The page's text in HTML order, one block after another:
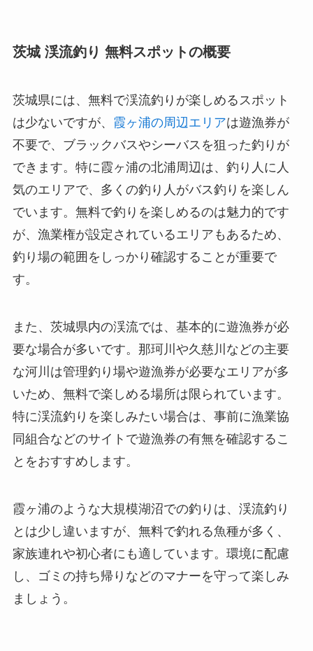
茨城 渓流釣り 無料スポットの概要
茨城県には、無料で渓流釣りが楽しめるスポット
は少ないですが、 霞ヶ浦の周辺エリアは遊漁券が
不要で、ブラックバスやシーバスを狙った釣りが
できます。特に霞ヶ浦の北浦周辺は、釣り人に人
気のエリアで、多くの釣り人がバス釣りを楽しん
でいます。無料で釣りを楽しめるのは魅力的です
が、漁業権が設定されているエリアもあるため、
釣り場の範囲をしっかり確認することが重要で
す。
また、茨城県内の渓流では、基本的に遊漁券が必
要な場合が多いです。那珂川や久慈川などの主要
な河川は管理釣り場や遊漁券が必要なエリアが多
いため、無料で楽しめる場所は限られています。
特に渓流釣りを楽しみたい場合は、事前に漁業協
同組合などのサイトで遊漁券の有無を確認するこ
とをおすすめします。
霞ヶ浦のような大規模湖沼での釣りは、渓流釣り
とは少し違いますが、無料で釣れる魚種が多く、
家族連れや初心者にも適しています。環境に配慮
し、ゴミの持ち帰りなどのマナーを守って楽しみ
ましょう。